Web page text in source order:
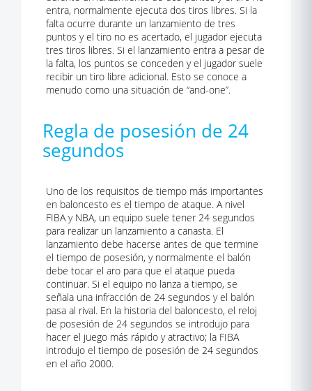
entra, normalmente ejecuta dos tiros libres. Si la
falta ocurre durante un lanzamiento de tres
puntos y el tiro no es acertado, el jugador ejecuta
tres tiros libres. Si el lanzamiento entra a pesar de
la falta, los puntos se conceden y el jugador suele
recibir un tiro libre adicional. Esto se conoce a
menudo como una situación de “and-one”.
Regla de posesión de 24
segundos
Uno de los requisitos de tiempo más importantes
en baloncesto es el tiempo de ataque. A nivel
FIBA y NBA, un equipo suele tener 24 segundos
para realizar un lanzamiento a canasta. El
lanzamiento debe hacerse antes de que termine
el tiempo de posesión, y normalmente el balón
debe tocar el aro para que el ataque pueda
continuar. Si el equipo no lanza a tiempo, se
señala una infracción de 24 segundos y el balón
pasa al rival. En la historia del baloncesto, el reloj
de posesión de 24 segundos se introdujo para
hacer el juego más rápido y atractivo; la FIBA
introdujo el tiempo de posesión de 24 segundos
en el año 2000.